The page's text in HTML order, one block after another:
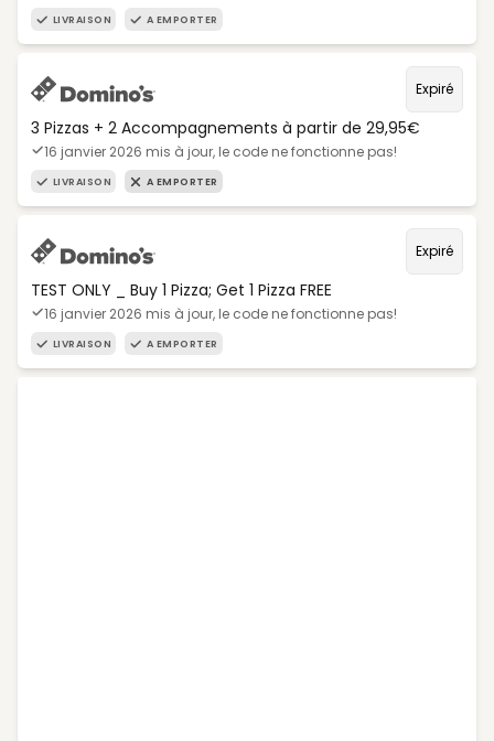
LIVRAISON A EMPORTER
Expiré
3 Pizzas + 2 Accompagnements à partir de 29,95€
16 janvier 2026 mis à jour, le code ne fonctionne pas!
LIVRAISON A EMPORTER
Expiré
TEST ONLY _ Buy 1 Pizza; Get 1 Pizza FREE
16 janvier 2026 mis à jour, le code ne fonctionne pas!
LIVRAISON A EMPORTER